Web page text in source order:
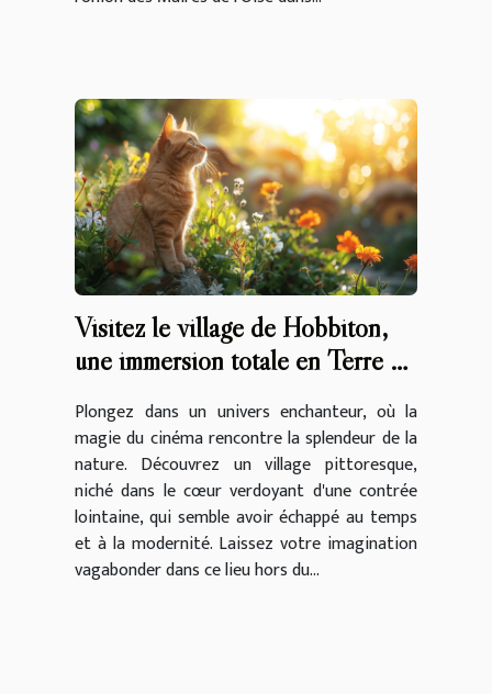
Visitez le village de Hobbiton,
une immersion totale en Terre du
Plongez dans un univers enchanteur, où la
magie du cinéma rencontre la splendeur de la
nature. Découvrez un village pittoresque,
niché dans le cœur verdoyant d'une contrée
lointaine, qui semble avoir échappé au temps
et à la modernité. Laissez votre imagination
vagabonder dans ce lieu hors du...